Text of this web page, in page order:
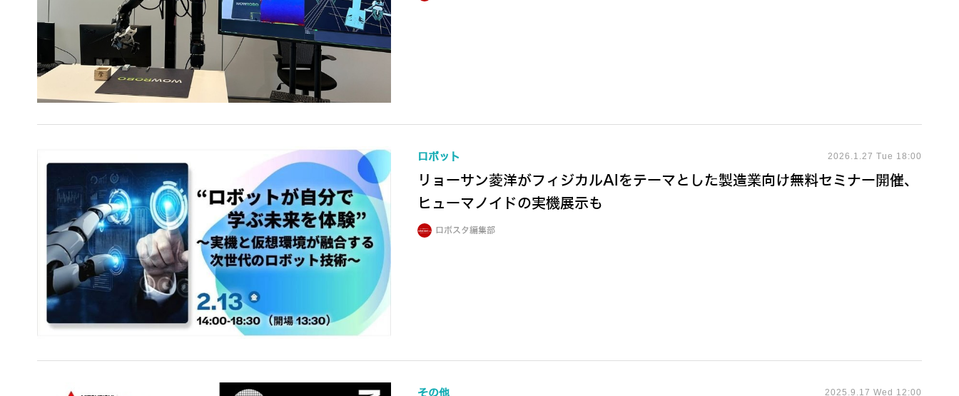
ロボット 2026.1.27 Tue 18:00
リョーサン菱洋がフィジカルAIをテーマとした製造業向け無料セミナー開催、
ヒューマノイドの実機展示も
ロボスタ編集部
その他 2025.9.17 Wed 12:00